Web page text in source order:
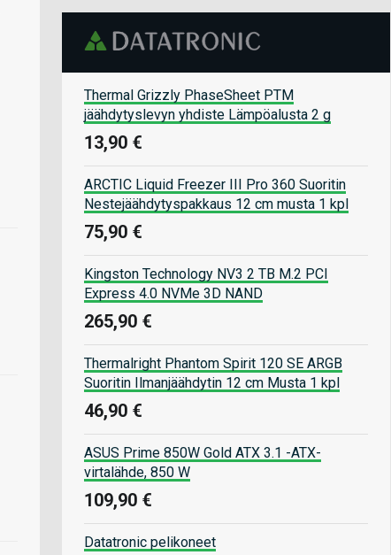
Thermal Grizzly PhaseSheet PTM
jäähdytyslevyn yhdiste Lämpöalusta 2 g
13,90 €
ARCTIC Liquid Freezer III Pro 360 Suoritin
Nestejäähdytyspakkaus 12 cm musta 1 kpl
75,90 €
Kingston Technology NV3 2 TB M.2 PCI
Express 4.0 NVMe 3D NAND
265,90 €
Thermalright Phantom Spirit 120 SE ARGB
Suoritin Ilmanjäähdytin 12 cm Musta 1 kpl
46,90 €
ASUS Prime 850W Gold ATX 3.1 -ATX-
virtalähde, 850 W
109,90 €
Datatronic pelikoneet